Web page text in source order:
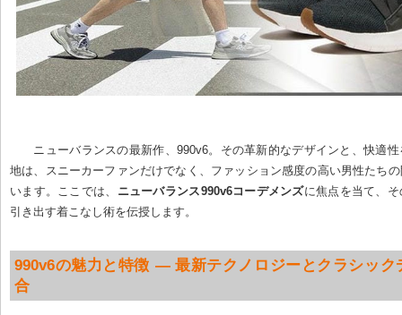
ニューバランスの最新作、990v6。その革新的なデザインと、快適
地は、スニーカーファンだけでなく、ファッション感度の高い男性たち
います。ここでは、 ニューバランス990v6コーデメンズに焦点を当て、
引き出す着こなし術を伝授します。
990v6の魅力と特徴 — 最新テクノロジーとクラシック
合